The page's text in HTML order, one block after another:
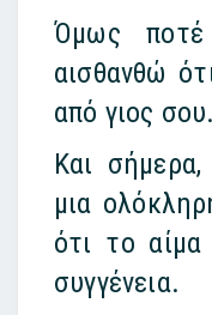
Όμως
αισθανθώ
από γιος σου.
Και
μια
ότι το αίμα
συγγένεια.